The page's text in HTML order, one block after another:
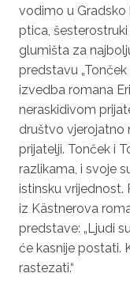
vodimo u Gradsko
ptica,
glumišta za
predstavu „Tonček
izvedba romana
neraskidivom
društvo vjerojatno
prijatelji. Tonček i
razlikama, i svoje
istinsku vrijednost.
iz Kästnerova
predstave: „Ljudi
će kasnije postati.
rastezati.“